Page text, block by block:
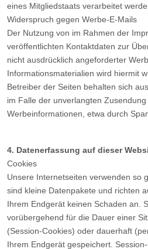
eines Mitgliedstaats verarbeitet
Widerspruch gegen Werbe-E-Mails
Der Nutzung von im Rahmen der
veröffentlichten Kontaktdaten zur
nicht ausdrücklich angeforderter
Informationsmaterialien wird hiermit
Betreiber der Seiten behalten sich
im Falle der unverlangten Zusendung
Werbeinformationen, etwa durch
4. Datenerfassung auf dieser
Cookies
Unsere Internetseiten verwenden so
sind kleine Datenpakete und richten
Ihrem Endgerät keinen Schaden an.
vorübergehend für die Dauer einer
(Session-Cookies) oder dauerhaft
Ihrem Endgerät gespeichert.